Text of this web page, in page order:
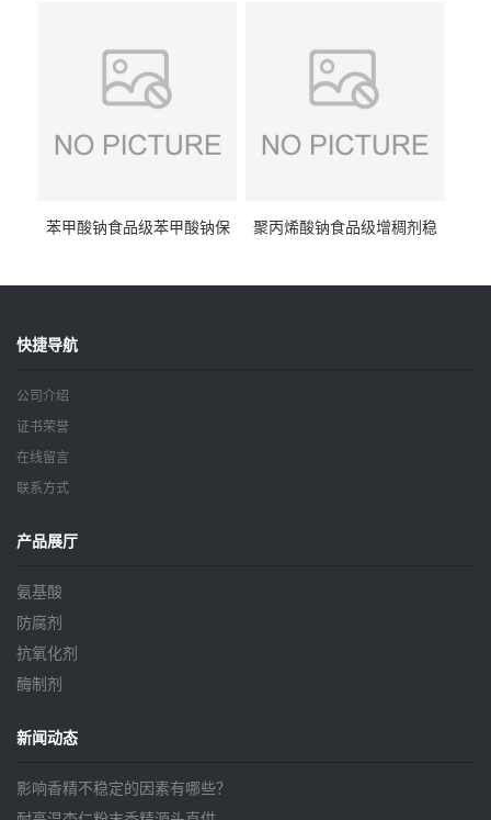
苯甲酸钠食品级苯甲酸钠保
聚丙烯酸钠食品级增稠剂稳
快捷导航
公司介绍
证书荣誉
在线留言
联系方式
产品展厅
氨基酸
防腐剂
抗氧化剂
酶制剂
新闻动态
影响香精不稳定的因素有哪些？